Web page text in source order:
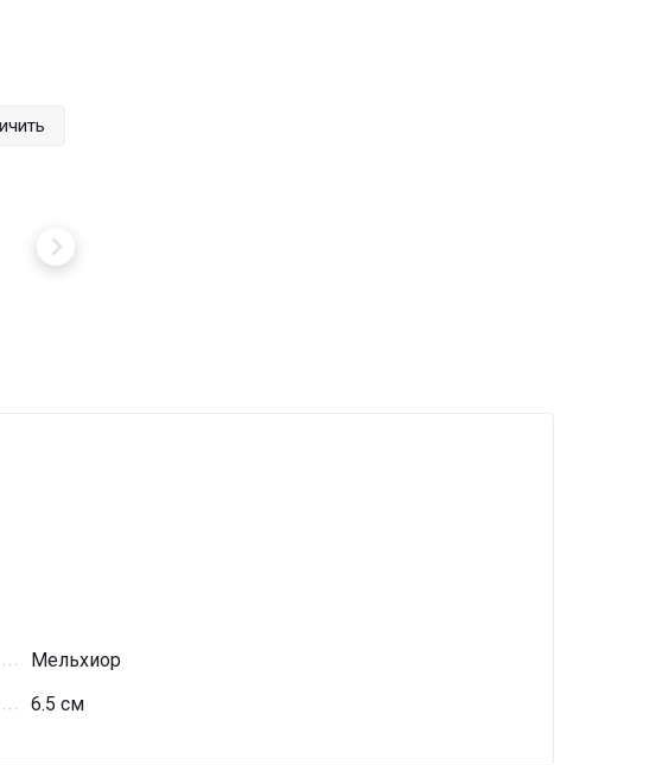
Мельхиор
6.5 см